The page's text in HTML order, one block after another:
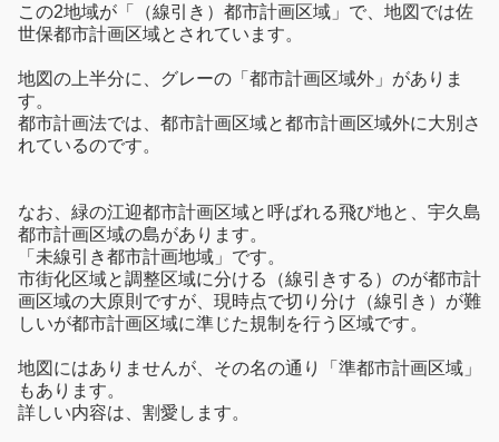
この2地域が「（線引き）都市計画区域」で、地図では佐
世保都市計画区域とされています。
地図の上半分に、グレーの「都市計画区域外」がありま
す。
都市計画法では、都市計画区域と都市計画区域外に大別さ
れているのです。
なお、緑の江迎都市計画区域と呼ばれる飛び地と、宇久島
都市計画区域の島があります。
「未線引き都市計画地域」です。
市街化区域と調整区域に分ける（線引きする）のが都市計
画区域の大原則ですが、現時点で切り分け（線引き）が難
しいが都市計画区域に準じた規制を行う区域です。
地図にはありませんが、その名の通り「準都市計画区域」
もあります。
詳しい内容は、割愛します。